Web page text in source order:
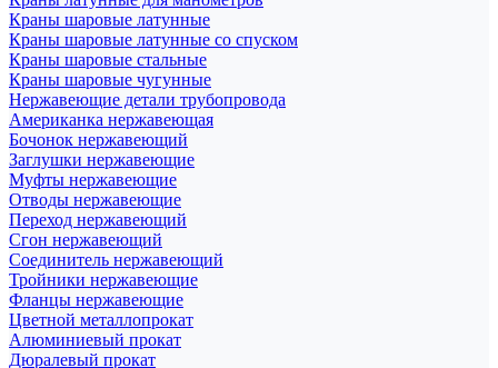
Краны шаровые латунные
Краны шаровые латунные со спуском
Краны шаровые стальные
Краны шаровые чугунные
Нержавеющие детали трубопровода
Американка нержавеющая
Бочонок нержавеющий
Заглушки нержавеющие
Муфты нержавеющие
Отводы нержавеющие
Переход нержавеющий
Сгон нержавеющий
Соединитель нержавеющий
Тройники нержавеющие
Фланцы нержавеющие
Цветной металлопрокат
Алюминиевый прокат
Дюралевый прокат